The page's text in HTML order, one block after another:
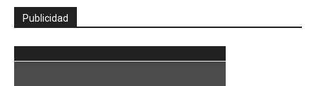
Publicidad